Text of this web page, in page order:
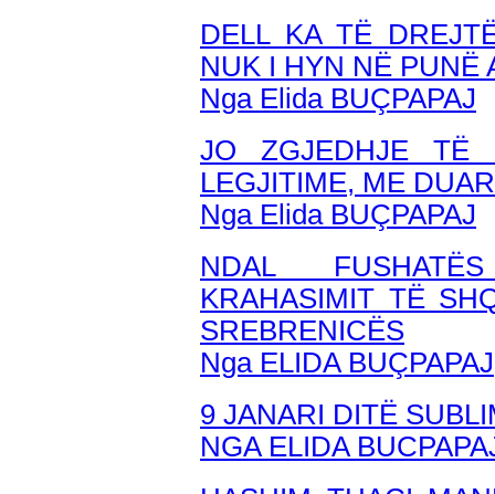
DELL KA TË
NUK I HYN NË PUNË
Nga Elida BUÇPAPAJ
JO ZGJEDHJE TË
LEGJITIME, ME
Nga Elida BUÇPAPAJ
NDAL
KRAHASIMIT TË
SREBRENICËS
Nga ELIDA BUÇPAPAJ
9 JANARI DITË
NGA ELIDA